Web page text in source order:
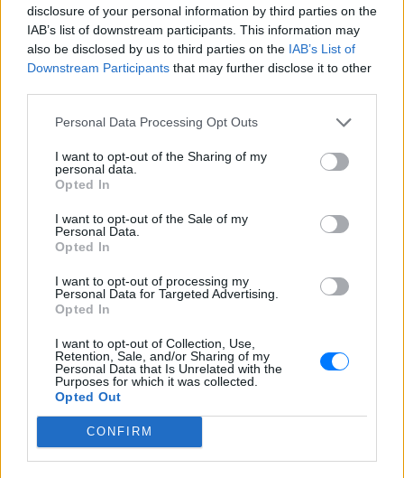
disclosure of your personal information by third parties on the
IAB’s list of downstream participants. This information may
also be disclosed by us to third parties on the IAB’s List of
Downstream Participants that may further disclose it to other
Personal Data Processing Opt Outs
I want to opt-out of the Sharing of my
personal data.
Opted In
I want to opt-out of the Sale of my
Personal Data.
Opted In
I want to opt-out of processing my
Personal Data for Targeted Advertising.
Opted In
I want to opt-out of Collection, Use,
Retention, Sale, and/or Sharing of my
Personal Data that Is Unrelated with the
Purposes for which it was collected.
Opted Out
CONFIRM
Ο υπουργός του δήλωσε ότι γνωρίζει την
κρισιμότητα της κατάστασης και έχει δώσει ήδη
τις κατάλληλες εντολές, με αποστολή επτά
αεροπλάνων και την ενίσχυση των επίγειων μέσων
με στρατό.